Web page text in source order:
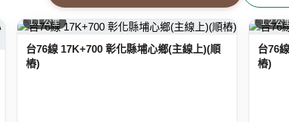
1.1 公里
台76線 17K+700 彰化縣埔心鄉(主線上)(順
樁)
1.2 公
台76
樁)